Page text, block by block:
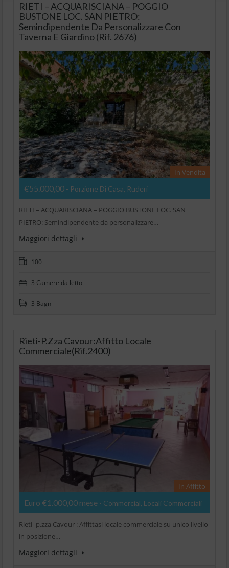
RIETI – ACQUARISCIANA – POGGIO
BUSTONE LOC. SAN PIETRO:
Semindipendente Da Personalizzare Con
Taverna E Giardino (Rif. 2676)
In Vendita
€55.000,00 - Porzione Di Casa, Ruderi
RIETI – ACQUARISCIANA – POGGIO BUSTONE LOC. SAN
PIETRO: Semindipendente da personalizzare…
Maggiori dettagli
100
3 Camere da letto
3 Bagni
Rieti-P.zza Cavour:Affitto Locale
Commerciale(Rif.2400)
In Affitto
Euro €1.000,00 mese - Commercial, Locali Commerciali
Rieti- p.zza Cavour : Affittasi locale commerciale su unico livello
in posizione…
Maggiori dettagli